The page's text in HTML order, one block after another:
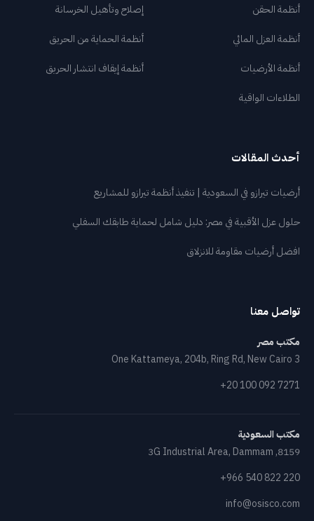
🇸🇦
+966 540 822 220 info@osisco.com
أنظمة الحقن
أنظمة العزل المائي
أنظمة الأرضيات
الطلاءات الواقية
إصلاح وتأهيل الخرسانة
أنظمة الحماية من الحريق
أنظمة إيقاف انتشار الحريق
أحدث المقالات
أرضيات تيرازو في السعودية | تنفيذ أنظمة تيرازو للمشاريع
حلول عزل الأقبية في مصر: دليل شامل لحماية طابقك السفلي
افضل أرضيات مقاومة للانزلاق
تواصل معنا
مكتب مصر
One Kattameya, 204b, Ring Rd, New Cairo 3
+20 100 092 7271
مكتب السعودية
8159, 3G Industrial Area, Dammam
+966 540 822 220
info@osisco.com